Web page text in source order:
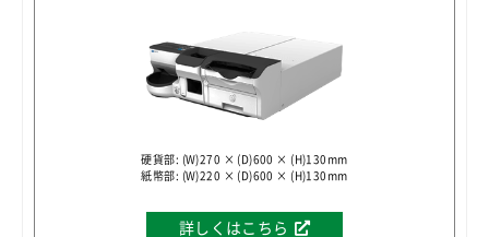
硬貨部: (W)270 × (D)600 × (H)130mm
紙幣部: (W)220 × (D)600 × (H)130mm
詳しくはこちら